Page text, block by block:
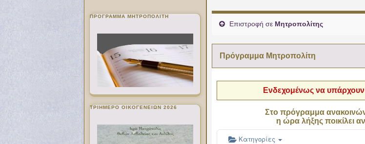
Επιστροφή σε Μητροπολίτης
Πρόγραμμα Μητροπολίτη
Ενδεχομένως να υπάρχουν
Στο πρόγραμμα
η ώρα λήξης ποικίλει
Κατηγορίες
02:00
06:00
ΠΡΌΓΡΑΜΜΑ ΜΗΤΡΟΠΟΛΊΤΗ
ΤΡΙΗΜΕΡΟ ΟΙΚΟΓΕΝΕΙΩΝ 2026